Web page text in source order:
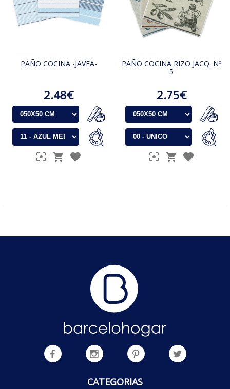
PAÑO COCINA -JAVEA-
2.48€
PAÑO COCINA RIZO JACQ. Nº
5
2.75€
CATEGORIAS